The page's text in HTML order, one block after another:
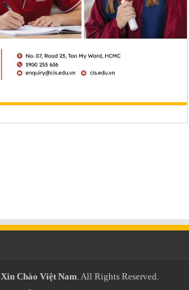
Xin Chào Việt Nam. All Rights Reserved.